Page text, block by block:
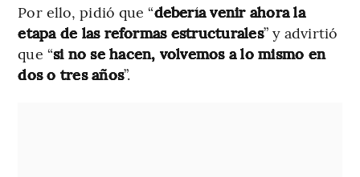
Por ello, pidió que “debería venir ahora la
etapa de las reformas estructurales” y advirtió
que “si no se hacen, volvemos a lo mismo en
dos o tres años”.